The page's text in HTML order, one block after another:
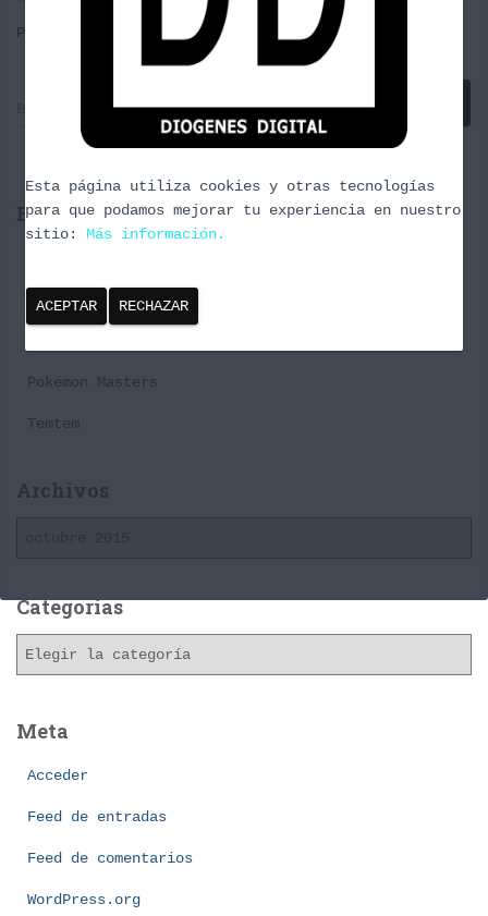
Por
, hace11 años
r
Entradas recientes
Episodio 3 Naturaleza Urbana
Pokémon Masters
Temtem
Archivos
h
o
Categorías
g
Meta
Acceder
Feed de entradas
Feed de comentarios
WordPress.org
Esta página utiliza cookies y otras tecnologías
para que podamos mejorar tu experiencia en nuestro
sitio: Más información.
ACEPTAR RECHAZAR